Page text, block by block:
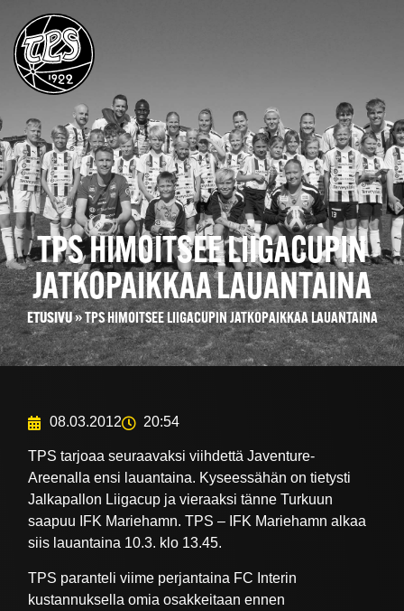
TPS HIMOITSEE LIIGACUPIN
JATKOPAIKKAA LAUANTAINA
ETUSIVU»TPS HIMOITSEE LIIGACUPIN JATKOPAIKKAA LAUANTAINA
08.03.2012 20:54
TPS tarjoaa seuraavaksi viihdettä Javenture-
Areenalla ensi lauantaina. Kyseessähän on tietysti
Jalkapallon Liigacup ja vieraaksi tänne Turkuun
saapuu IFK Mariehamn. TPS – IFK Mariehamn alkaa
siis lauantaina 10.3. klo 13.45.
TPS paranteli viime perjantaina FC Interin
kustannuksella omia osakkeitaan ennen